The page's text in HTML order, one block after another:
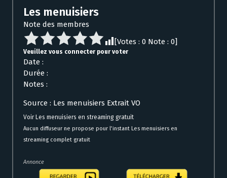
Les menuisiers
Note des membres
[Votes : 0 Note : 0]
Veuillez vous connecter pour voter
Date :
Durée :
Notes :
Source : Les menuisiers Extrait VO
Voir Les menuisiers en streaming gratuit
Aucun diffuseur ne propose pour l’instant Les menuisiers en
streaming complet gratuit
Annonce